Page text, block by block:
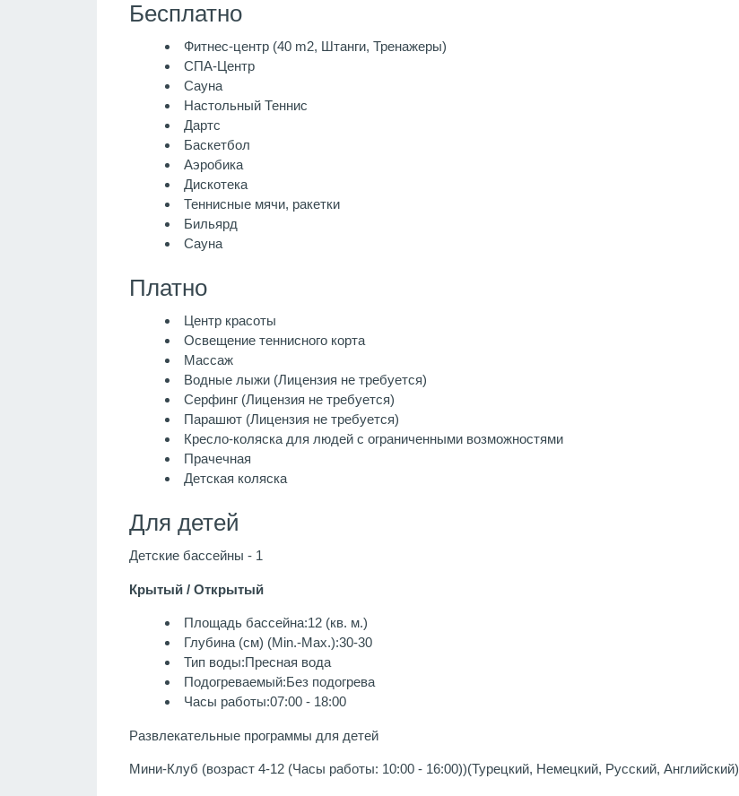
Бесплатно
Фитнес-центр (40 m2, Штанги, Тренажеры)
СПА-Центр
Сауна
Настольный Теннис
Дартс
Баскетбол
Аэробика
Дискотека
Теннисные мячи, ракетки
Бильярд
Сауна
Платно
Центр красоты
Освещение теннисного корта
Массаж
Водные лыжи (Лицензия не требуется)
Серфинг (Лицензия не требуется)
Парашют (Лицензия не требуется)
Кресло-коляска для людей с ограниченными возможностями
Прачечная
Детская коляска
Для детей
Детские бассейны - 1
Крытый / Открытый
Площадь бассейна:12 (кв. м.)
Глубина (см) (Min.-Max.):30-30
Тип воды:Пресная вода
Подогреваемый:Без подогрева
Часы работы:07:00 - 18:00
Развлекательные программы для детей
Мини-Клуб (возраст 4-12 (Часы работы: 10:00 - 16:00))(Турецкий, Немецкий, Русский, Английский)